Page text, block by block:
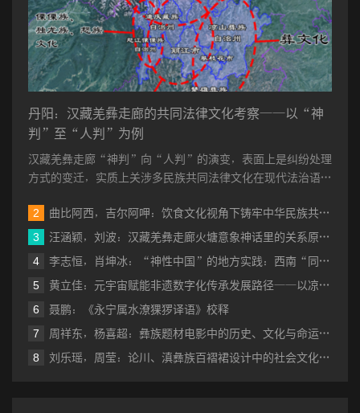
列，倮伍拉且诗歌的“诗歌图腾”系列，马德清诗歌的“情爱诗歌”系
列，阿苏越尔诗歌的“雪的自述”系列，李骞诗歌的“彝王”历史系列，
巴久乌嗄小说的“文化历险”系列，均可视为通过史诗传承，对这种由
族群早期记忆不断内化而来的民族集体无意识的诗的思维脉流的延
伸与咏唱。
其次，表现为寓抽象哲理于形象创造中的形象思维。
个形象思维十分发达的民族，可以说，一座彝族思想文化的神圣殿
是一个注重内敛，勤于反省，乐于思辩，精于哲理的民族。在进行
这两种思维品质的辩证统一的努力过程中，彝族人像西方象征主义
理论家主张的那样，找到了以生命作为支点去观照世界的方法。在
《诗与抽象思维》中，瓦雷里这样写道：“我发现天真朴实的冲动和
形象，也就是我的需求和我的个人经验的原始产物，是我的生命本
身受到突然袭击；如果可能的话，我的生命必须向我提供回答，因
为我们的真理的十足力量与其必要性只能存在于我们生命的反应
丹阳：汉藏羌彝走廊的共同法律文化考察——以“神
判”至“人判”为例
汉藏羌彝走廊“神判”向“人判”的演变，表面上是纠纷处理
方式的变迁，实质上关涉多民族共同法律文化在现代法治语境
曲比阿西，吉尔阿呷：饮食文化视角下铸牢中华民族共同体意识的实践探究——以成都市彝族餐饮为例
汪涵颖，刘波：汉藏羌彝走廊火塘意象神话里的关系原型与族际交往
李志恒，肖坤冰：“神性中国”的地方实践：西南“同源共祖”神话与地方社会的互构机制研究
黄立佳：元宇宙赋能非遗数字化传承发展路径——以凉山彝族自治州为例
聂鹏：《永宁属水潦猓猡译语》校释
周祥东，杨喜超：彝族题材电影中的历史、文化与命运共同体书写
刘乐瑶，周莹：论川、滇彝族百褶裙设计中的社会文化秩序与艺术语言表达